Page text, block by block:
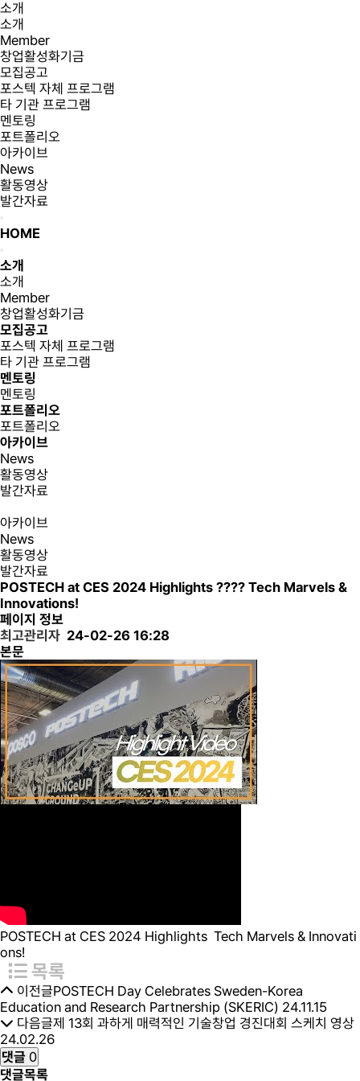
소개
소개
Member
창업활성화기금
모집공고
포스텍 자체 프로그램
타 기관 프로그램
멘토링
포트폴리오
아카이브
News
활동영상
발간자료
HOME
소개
소개
Member
창업활성화기금
모집공고
포스텍 자체 프로그램
타 기관 프로그램
멘토링
멘토링
포트폴리오
포트폴리오
아카이브
News
활동영상
발간자료
아카이브
News
활동영상
발간자료
POSTECH at CES 2024 Highlights ???? Tech Marvels &
Innovations!
페이지 정보
최고관리자 24-02-26 16:28
본문
POSTECH at CES 2024 Highlights Tech Marvels & Innovati
ons!
목록
이전글POSTECH Day Celebrates Sweden-Korea
Education and Research Partnership (SKERIC) 24.11.15
다음글제 13회 과하게 매력적인 기술창업 경진대회 스케치 영상
24.02.26
댓글 0
댓글목록